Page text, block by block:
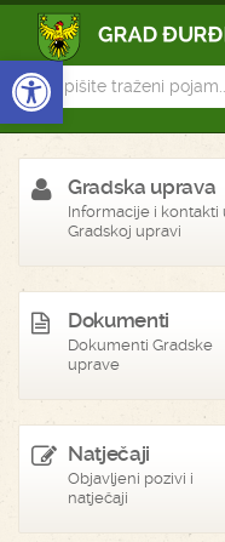
Open toolbar
Gradska uprava
Informacije i kontakti
Gradskoj upravi
Dokumenti
Dokumenti Gradske
uprave
Natječaji
Objavljeni pozivi i
natječaji